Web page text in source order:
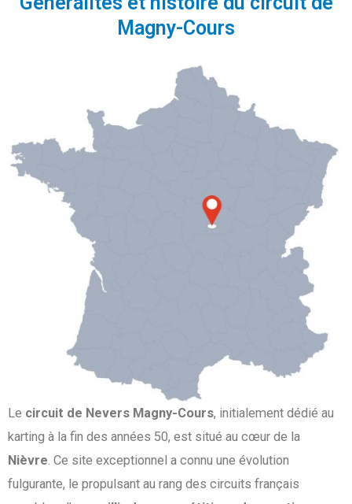
Magny-Cours
Le circuit de Nevers Magny-Cours, initialement dédié au
karting à la fin des années 50, est situé au cœur de la
Nièvre. Ce site exceptionnel a connu une évolution
fulgurante, le propulsant au rang des circuits français